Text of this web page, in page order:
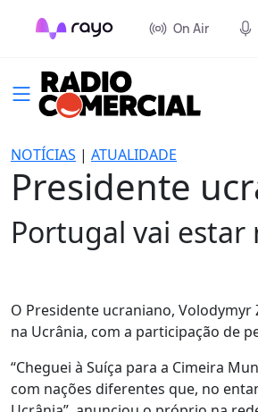
On Air
NOTÍCIAS | ATUALIDADE
Presidente
Portugal vai estar
O Presidente ucraniano, Volodymyr
na Ucrânia, com a participação de
“Cheguei à Suíça para a Cimeira
com nações diferentes que, no